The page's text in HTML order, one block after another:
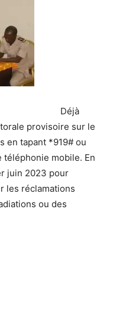
provisoire sur le
en tapant *919# ou
téléphonie mobile. En
juin 2023 pour
les réclamations
ou des